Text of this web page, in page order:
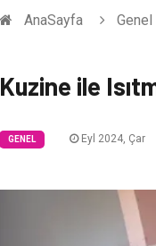
AnaSayfa Genel
Kuzine ile
GENEL Eyl 2024, Çar